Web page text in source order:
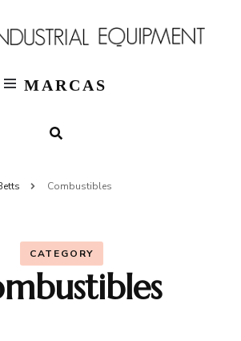
MARCAS
Combustibles
CATEGORY